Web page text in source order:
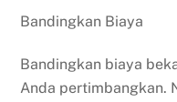
Bandingkan Biaya
Bandingkan biaya
Anda pertimbangkan.